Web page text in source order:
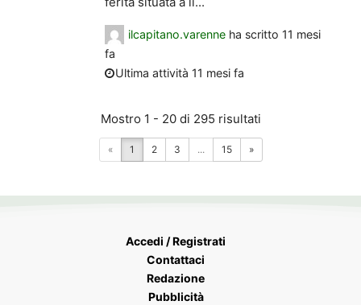
ilcapitano.varenneha scritto 11 mesi
fa
Ultima attività 11 mesi fa
Mostro 1 - 20 di 295 risultati
« 1 2 3 ... 15 »
Accedi / Registrati
Contattaci
Redazione
Pubblicità